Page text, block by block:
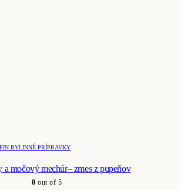
BYLINNÉ PRÍPRAVKY
a močový mechúr– zmes z pupeňov
0 out of 5